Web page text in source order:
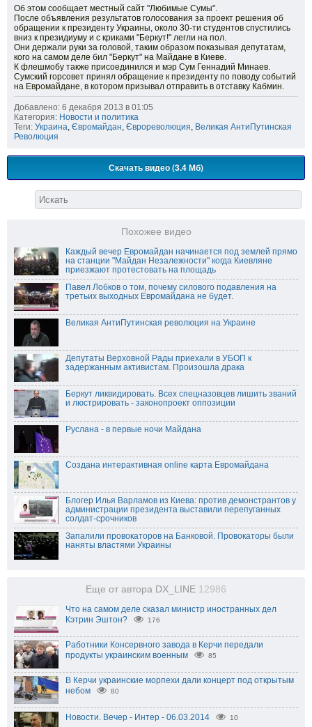
Об этом сообщает местный сайт "Любимые Сумы".
После объявления результатов голосования за проект решения об
обращении к президенту Украины, около 30-ти студентов спустились
вниз к президиуму и с криками "Беркут!" легли на пол.
Они держали руки за головой, таким образом показывая депутатам,
кого на самом деле бил "Беркут" на Майдане в Киеве.
К флешмобу также присоединился и мэр Сум Геннадий Минаев.
Сумский горсовет принял обращение к президенту по поводу событий
на Евромайдане, в котором призывал отправить в отставку Кабмин.
Добавлено: 6 декабря 2013 в 01:05
Категория: Новости и политика
Теги: Украина, Євромайдан, Єврореволюция, Великая АнтиПутинская
Революция
Скачать видео (3.4 Мб)
Похожее видео
Каждый вечер Евромайдан начинается под землей прямо
на станции "Майдан Незалежности" когда Киевляне
приезжают протестовать на площадь
Павел Лобков о том, почему силового подавления на
третьих выходных Евромайдана не будет.
Великая АнтиПутинская революция на Украине
Депутаты Верховной Рады приехали в УБОП к
задержанным активистам. Произошла драка
Беркут ликвидировать. Всех спецназовцев лишить званий
и люстрировать - законопроект оппозиции
Руслана - в первые ночи Майдана
Создана интерактивная online карта Евромайдана
Блогер Илья Варламов из Киева: против демонстрантов у
администрации президента выставили перепуганных
солдат-срочников
Запалили провокаторов на Банковой. Провокаторы были
наняты властями Украины
Еще от автора DX_LINE 12986
Что на самом деле сказал министр иностранных дел
Кэтрин Эштон?
176
Работники Консервного завода в Керчи передали
продукты украинским военным
85
В Керчи украинские морпехи дали концерт под открытым
небом
80
Новости. Вечер - Интер - 06.03.2014 10